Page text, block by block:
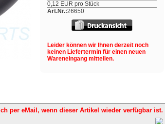
0,12 EUR pro Stück
Art.Nr.:26650
Leider können wir Ihnen derzeit noch
keinen Liefertermin für einen neuen
Wareneingang mitteilen.
per eMail, wenn dieser Artikel wieder verfügbar ist.